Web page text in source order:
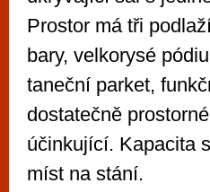
Prostor má tři
bary, velkorysé
taneční parket,
dostatečně
účinkující. Kapacita
míst na stání.